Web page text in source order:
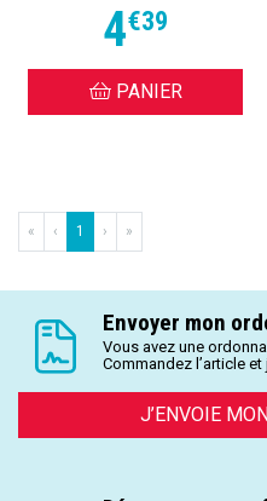
4€39
PANIER
« ‹ 1 › »
Envoyer mon
Vous avez une
Commandez l’article
J’ENVOIE